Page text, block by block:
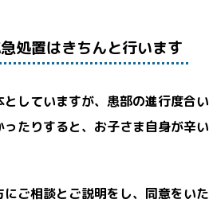
処置はきちんと行います
していますが、患部の進行度合
たりすると、お子さま自身が辛
ご相談とご説明をし、同意をい